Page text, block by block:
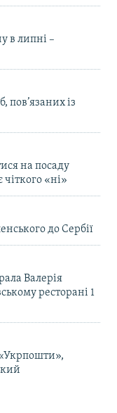
в липні –
пов’язаних із
на посаду
«ні»
до Сербії
Валерія
ресторані 1